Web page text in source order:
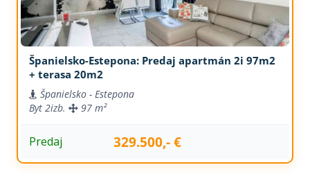
Španielsko-Estepona: Predaj apartmán 2i 97m2
+ terasa 20m2
Španielsko - Estepona
Byt 2izb. 97 m²
Predaj 329.500,- €